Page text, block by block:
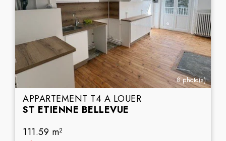
8 photo(s)
APPARTEMENT T4 A LOUER
ST ETIENNE BELLEVUE
111.59 m2